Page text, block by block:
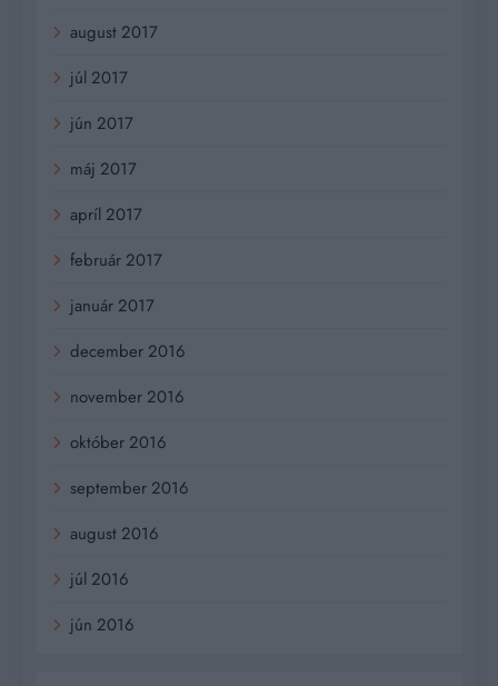
august 2017
júl 2017
jún 2017
máj 2017
apríl 2017
február 2017
január 2017
december 2016
november 2016
október 2016
september 2016
august 2016
júl 2016
jún 2016